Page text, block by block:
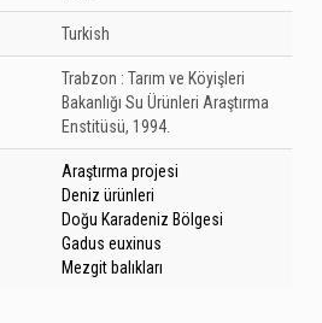
Turkish
Trabzon : Tarım ve Köyişleri
Bakanlığı Su Ürünleri Araştırma
Enstitüsü, 1994.
Araştırma projesi
Deniz ürünleri
Doğu Karadeniz Bölgesi
Gadus euxinus
Mezgit balıkları